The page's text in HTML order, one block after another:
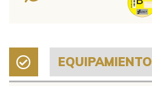
EQUIPAMIENTO